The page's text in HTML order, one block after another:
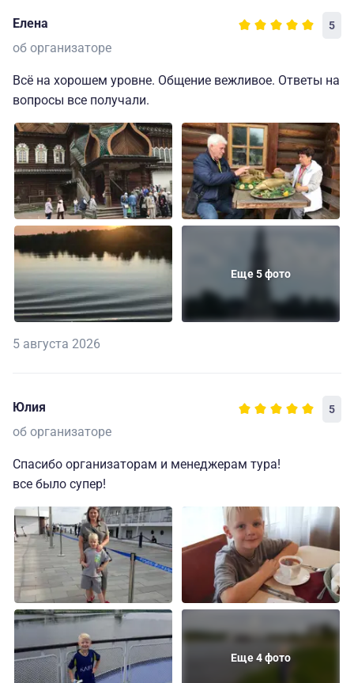
Елена 5
об организаторе
Всё на хорошем уровне. Общение вежливое. Ответы на
вопросы все получали.
Еще 5 фото
5 августа 2026
Юлия 5
об организаторе
Спасибо организаторам и менеджерам тура!
все было супер!
Еще 4 фото